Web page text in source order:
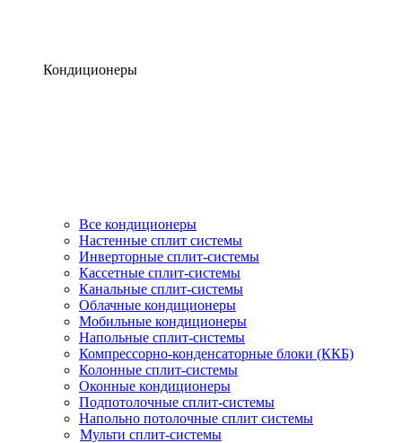
Кондиционеры
Все кондиционеры
Настенные сплит системы
Инверторные сплит-системы
Кассетные сплит-системы
Канальные сплит-системы
Облачные кондиционеры
Мобильные кондиционеры
Напольные сплит-системы
Компрессорно-конденсаторные блоки (ККБ)
Колонные сплит-системы
Оконные кондиционеры
Подпотолочные сплит-системы
Напольно потолочные сплит системы
Мульти сплит-системы